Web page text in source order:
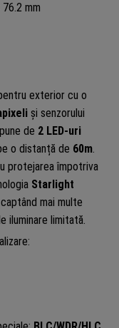
mm
exterior cu o
și senzorului
de 2 LED-uri
o distanță de 60m.
protejarea împotriva
Starlight
mai multe
iluminare limitată.